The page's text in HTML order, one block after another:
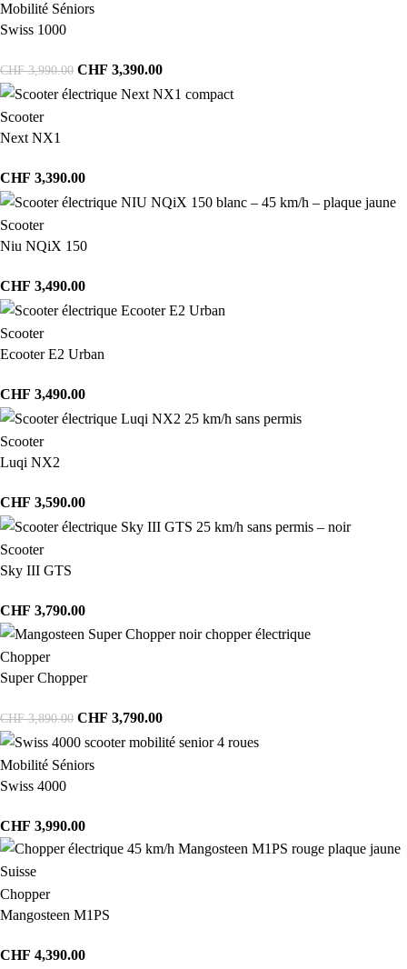
Mobilité Séniors
Swiss 1000
CHF3,990.00 CHF 3,390.00
Scooter
Next NX1
CHF 3,390.00
Scooter
Niu NQiX 150
CHF 3,490.00
Scooter
Ecooter E2 Urban
CHF 3,490.00
Scooter
Luqi NX2
CHF 3,590.00
Scooter
Sky III GTS
CHF 3,790.00
Chopper
Super Chopper
CHF3,890.00 CHF 3,790.00
Mobilité Séniors
Swiss 4000
CHF 3,990.00
Chopper
Mangosteen M1PS
CHF 4,390.00